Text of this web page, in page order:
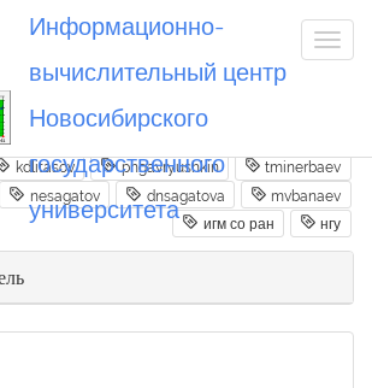
Информационно-
вычислительный центр
Новосибирского
государственного
университета
kdlitasov pngavryushkin
tminerbaev
nesagatov dnsagatova
mvbanaev
игм со ран
нгу